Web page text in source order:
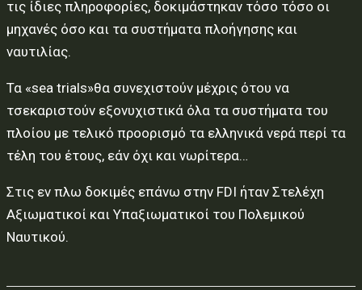
τις ίδιες πληροφορίες, δοκιμάστηκαν τόσο τόσο οι
μηχανές όσο και τα συστήματα πλοήγησης και
ναυτιλίας.
Τα «sea trials»θα συνεχιστούν μέχρις ότου να
τσεκαριστούν εξονυχιστικά όλα τα συστήματα του
πλοίου με τελικό προορισμό τα ελληνικά νερά περί τα
τέλη του έτους, εάν όχι και νωρίτερα…
Στις εν πλω δοκιμές επάνω στην FDI ήταν Στελέχη
Αξιωματικοί και Υπαξιωματικοί του Πολεμικού
Ναυτικού.